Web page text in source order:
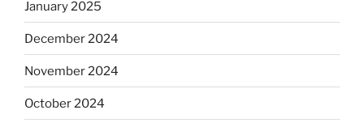
January 2025
December 2024
November 2024
October 2024